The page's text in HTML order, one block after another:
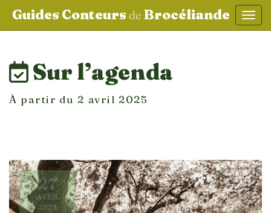
Guides Conteursde Brocéliande
Sur l’agenda
À partir du 2 avril 2025
27
AVRIL
2025